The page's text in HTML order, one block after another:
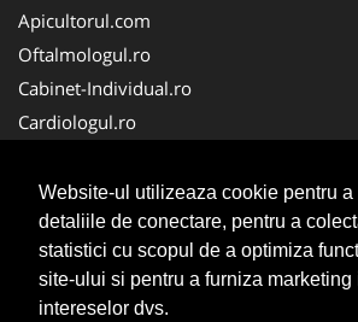
Website-ul utilizeaza cookie pentru a
detaliile de conectare, pentru a
statistici cu scopul de a optimiza
site-ului si pentru a furniza marketing
intereselor dvs.
Apicultorul.com
Oftalmologul.ro
Cabinet-Individual.ro
Cardiologul.ro
CramaVinuri.ro
Centru-Copiere.ro
CentruInchirieri.ro
Medic-Bun.com